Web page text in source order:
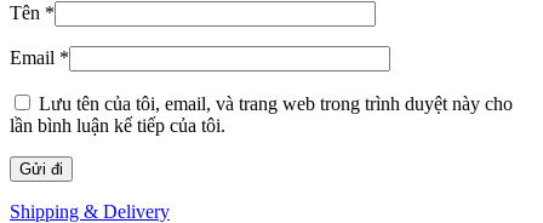
Tên *
Email *
Lưu tên của tôi, email, và trang web trong trình duyệt này cho
lần bình luận kế tiếp của tôi.
Shipping & Delivery